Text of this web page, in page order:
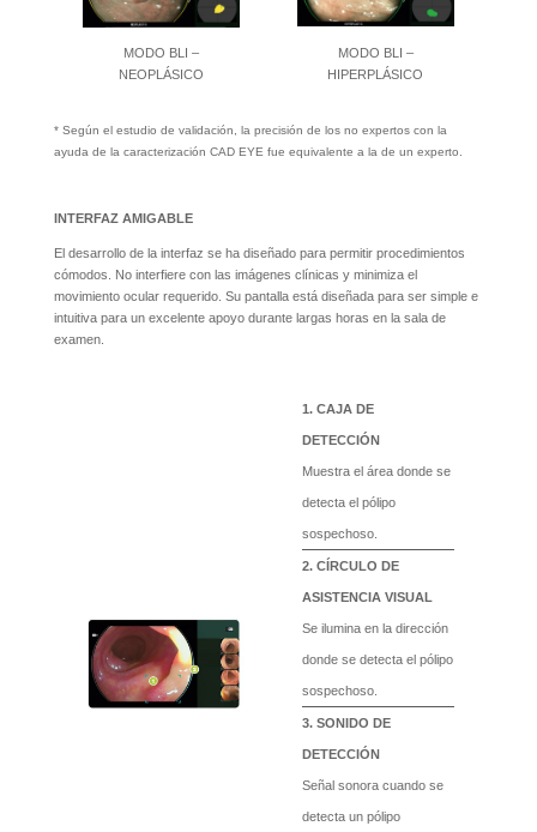
MODO BLI –
NEOPLÁSICO
MODO BLI –
HIPERPLÁSICO
* Según el estudio de validación, la precisión de los no expertos con la
ayuda de la caracterización CAD EYE fue equivalente a la de un experto.
INTERFAZ AMIGABLE
El desarrollo de la interfaz se ha diseñado para permitir procedimientos
cómodos. No interfiere con las imágenes clínicas y minimiza el
movimiento ocular requerido. Su pantalla está diseñada para ser simple e
intuitiva para un excelente apoyo durante largas horas en la sala de
examen.
CAJA DE
DETECCIÓN
Muestra el área donde se
detecta el pólipo
sospechoso.
CÍRCULO DE
ASISTENCIA VISUAL
Se ilumina en la dirección
donde se detecta el pólipo
sospechoso.
SONIDO DE
DETECCIÓN
Señal sonora cuando se
detecta un pólipo